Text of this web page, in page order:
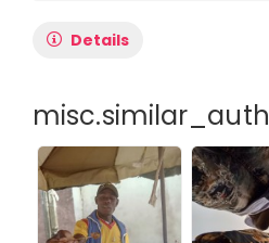
Details
misc.similar_auth